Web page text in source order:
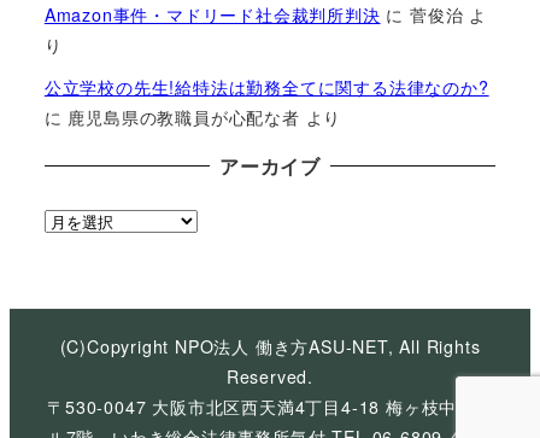
Amazon事件・マドリード社会裁判所判決 に菅俊治 よ
り
公立学校の先生!給特法は勤務全てに関する法律なのか?
に 鹿児島県の教職員が心配な者 より
アーカイブ
ア
イ
(C)Copyright NPO法人 働き方ASU-NET, All Rights
Reserved.
〒530-0047 大阪市北区西天満4丁目4-18 梅ヶ枝中央ビ